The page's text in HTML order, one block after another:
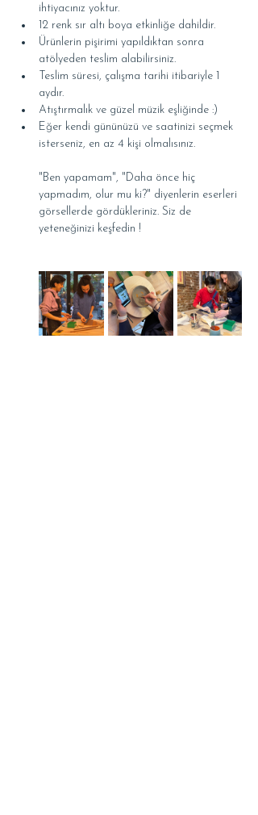
ihtiyacınız yoktur.
12 renk sır altı boya etkinliğe dahildir.
Ürünlerin pişirimi yapıldıktan sonra
atölyeden teslim alabilirsiniz.
Teslim süresi, çalışma tarihi itibariyle 1
aydır.
Atıştırmalık ve güzel müzik eşliğinde :)
Eğer kendi gününüzü ve saatinizi seçmek
isterseniz, en az 4 kişi olmalısınız.
"Ben yapamam", "Daha önce hiç
yapmadım, olur mu ki?" diyenlerin eserleri
görsellerde gördükleriniz. Siz de
yeteneğinizi keşfedin !